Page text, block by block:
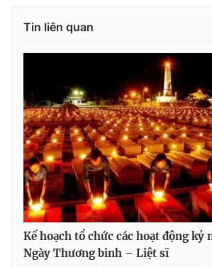
Tin liên quan
Kế hoạch tổ chức các hoạt động kỷ
Ngày Thương binh – Liệt sĩ